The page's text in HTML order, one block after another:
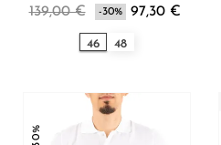
139,00 € -30% 97,30 €
46 48
-30%